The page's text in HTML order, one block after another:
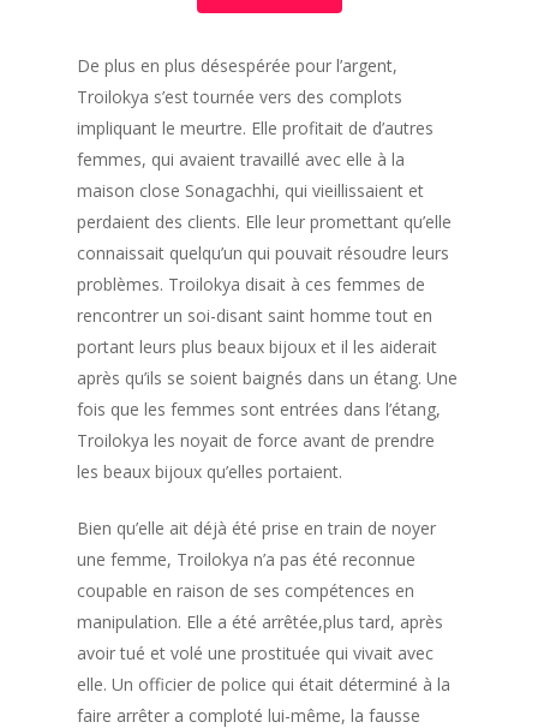
De plus en plus désespérée pour l’argent,
Troilokya s’est tournée vers des complots
impliquant le meurtre. Elle profitait de d’autres
femmes, qui avaient travaillé avec elle à la
maison close Sonagachhi, qui vieillissaient et
perdaient des clients. Elle leur promettant qu’elle
connaissait quelqu’un qui pouvait résoudre leurs
problèmes. Troilokya disait à ces femmes de
rencontrer un soi-disant saint homme tout en
portant leurs plus beaux bijoux et il les aiderait
après qu’ils se soient baignés dans un étang. Une
fois que les femmes sont entrées dans l’étang,
Troilokya les noyait de force avant de prendre
les beaux bijoux qu’elles portaient.
Bien qu’elle ait déjà été prise en train de noyer
une femme, Troilokya n’a pas été reconnue
coupable en raison de ses compétences en
manipulation. Elle a été arrêtée,plus tard, après
avoir tué et volé une prostituée qui vivait avec
elle. Un officier de police qui était déterminé à la
faire arrêter a comploté lui-même, la fausse